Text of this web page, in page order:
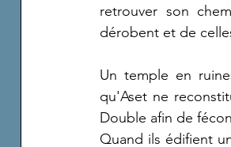
retrouver son
dérobent et de
Un temple en
qu'Aset ne
Double afin de
Quand ils édifient